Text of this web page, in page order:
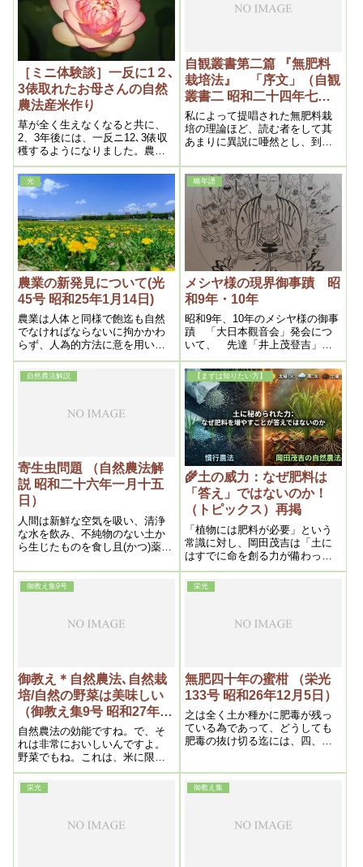
［ミニ体験談］一反に1２､
3俵取れたお母さんの自然
農法産米作り
草が全く生えなくなると共に、
2、3年後には、一反ニ12､3俵収
穫するようになりました。農協
職員が、収量が多いので、どの
ように作っているのかと確かめ
にきました。その時の様子は稲
の株が大きく、穂が地面に付く
程垂れ下がりずっしりと重く、
食べると甘味が濃い。
自観叢書第二篇 『無肥料
栽培法』 「序文」（自観
叢書二 昭和二十四年七月
一日）
私によって提唱された無肥料栽
培の理論ほど、読む者をして其
あまりに異説に唖然とし、到底
観方である。事ほど左様に、農
作物ばかりではない、人間自体
が肥料中毒に罹ってしまってゐ
るのである。
光
農業の新発見について(光
45号 昭和25年1月14日)
農業は人体と同様で飽迄も自然
でなければならないに拘かかわ
らず、人為的方法に意を用いた
がる、右の二倍増産も実は無肥
料による効果の方が多い事はい
う迄もない、肥料迷信に罹った
産は電力によるからだと誤認し
略年譜
メシヤ様の現界御事蹟 昭
和9年・10年
昭和9年、10年のメシヤ様の御事
蹟 「大日本觀音会」発会につ
いて、 先達「井上茂登吉」、
「岡庭真次郎」両先生の寄稿文
を掲載。当時のご様子が鮮明
に。
自然農法解説
寄生虫問題 （自然農法解
説 昭和二十六年一月十五
日）
人間は新鮮な空気を吸い、清浄
な水を飲み、不純物のない土か
ら生じたものを食し且(かつ)薬剤
いないようにすれば、無病息災
たる事は勿論で、寿齢も百歳以
【まずは知りたい方】
🌾土の威力：なぜ肥料は
「答え」ではないのか！
（トピックス）再掲
「植物には肥料が必要」という
常識に対し、岡田茂吉は「土に
はすでに命を創る力が備わって
いる」と説きました。 肥料を麻
薬に例えた鋭い洞察から、なぜ
「余計なものを足さない」こと
の理由を探ります。
御教え集9号
御教え＊自然農法､自然栽
培/自然の野菜は美味しい
（御教え集9号 昭和27年4
月25日①）
自然農法の効能ですね。で、そ
れは非常においしいんですよ。
野菜でもね。これは、米に限ら
ない。いっさいの作物ですね。
ところが今迄肥料を使っている
為に不味まずいんですね。不味
を食いたがるんです。私でもそ
栄光
無肥四十年の蜜柑 （栄光
133号 昭和26年12月5日）
之は全く土か種かに肥毒が残っ
ている為であって、どうしても
肥毒の抜け切る迄には、四、五
である。
栄光 御教え集